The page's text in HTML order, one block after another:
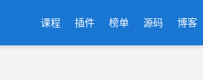
课程 插件 榜单 源码 博客